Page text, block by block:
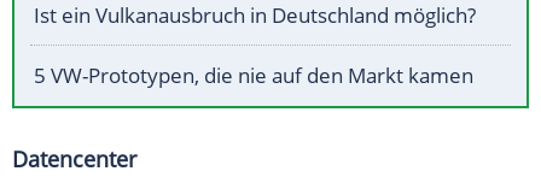
Ist ein Vulkanausbruch in Deutschland möglich?
5 VW-Prototypen, die nie auf den Markt kamen
Datencenter